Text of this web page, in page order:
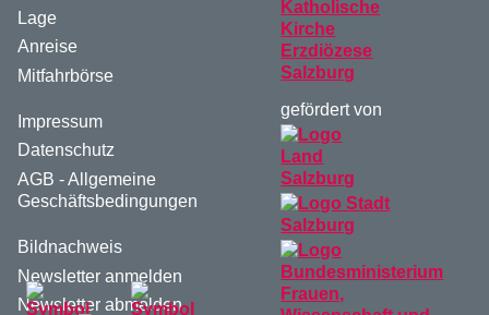
Lage
Anreise
Mitfahrbörse
Impressum
Datenschutz
AGB - Allgemeine
Geschäftsbedingungen
Bildnachweis
Newsletter anmelden
Newsletter abmelden
gefördert von